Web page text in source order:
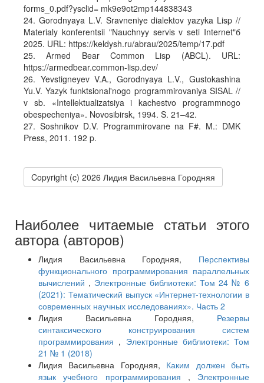
forms_0.pdf?ysclid= mk9e9ot2mp144838343
24. Gorodnyaya L.V. Sravneniye dialektov yazyka Lisp //
Materialy konferentsii "Nauchnyy servis v seti Internet"б
2025. URL: https://keldysh.ru/abrau/2025/temp/17.pdf
25. Armed Bear Common Lisp (ABCL). URL:
https://armedbear.common-lisp.dev/
26. Yevstigneyev V.A., Gorodnyaya L.V., Gustokashina
Yu.V. Yazyk funktsional'nogo programmirovaniya SISAL //
v sb. «Intellektualizatsiya i kachestvo programmnogo
obespecheniya». Novosibirsk, 1994. S. 21–42.
27. Soshnikov D.V. Programmirovane na F#. M.: DMK
Press, 2011. 192 p.
Copyright (c) 2026 Лидия Васильевна Городняя
Наиболее читаемые статьи этого
автора (авторов)
Лидия Васильевна Городняя, Перспективы
функционального программирования параллельных
вычислений , Электронные библиотеки: Том 24 № 6
(2021): Тематический выпуск «Интернет-технологии в
современных научных исследованиях». Часть 2
Лидия Васильевна Городняя, Резервы
синтаксического конструирования систем
программирования , Электронные библиотеки: Том
21 № 1 (2018)
Лидия Васильевна Городняя, Каким должен быть
язык учебного программирования , Электронные